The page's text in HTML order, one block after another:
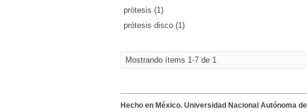
prótesis (1)
prótesis disco (1)
Mostrando ítems 1-7 de 1
Hecho en México. Universidad Nacional Autónoma